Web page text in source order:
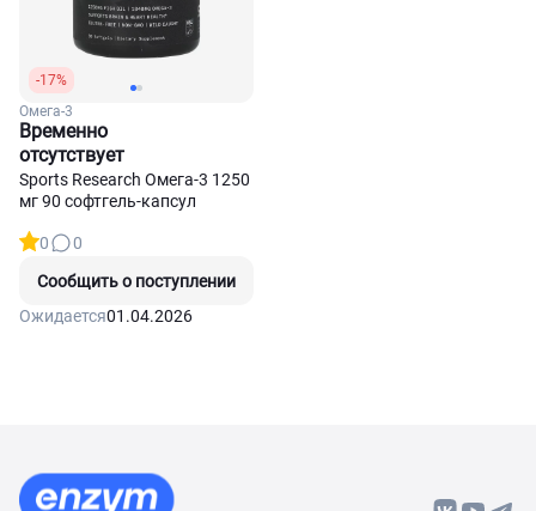
-17%
Омега-3
Временно
отсутствует
Sports Research Омега-3 1250
мг 90 софтгель-капсул
0
0
Сообщить о поступлении
Ожидается01.04.2026